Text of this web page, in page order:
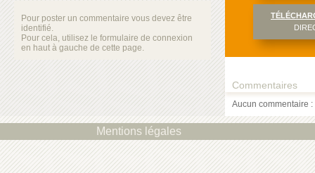
Pour poster un commentaire vous devez être
identifié.
Pour cela, utilisez le formulaire de connexion
en haut à gauche de cette page.
Commentaires
Aucun commentaire
Mentions légales